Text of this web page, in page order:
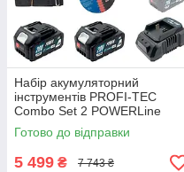
Набір акумуляторний
інструментів PROFI-TEC
Combo Set 2 POWERLine
DGA20BL+DTW500BL: з АКБ
2шт-20V 5.0Ач+ЗП
Готово до відправки
5 499 ₴ 7 743 ₴